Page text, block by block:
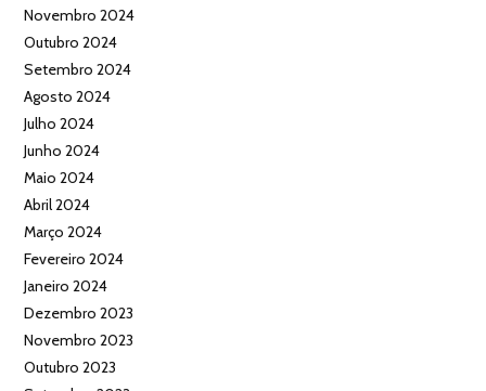
Novembro 2024
Outubro 2024
Setembro 2024
Agosto 2024
Julho 2024
Junho 2024
Maio 2024
Abril 2024
Março 2024
Fevereiro 2024
Janeiro 2024
Dezembro 2023
Novembro 2023
Outubro 2023